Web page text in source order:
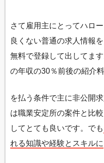
さて雇用主にとってハロ
良くない普通の求人情報を
無料で登録して出してま
の年収の30％前後の紹介料
を払う条件で主に非公開
は職業安定所の案件と比較
してとても良いです。でも
れる知識や経験とスキルに